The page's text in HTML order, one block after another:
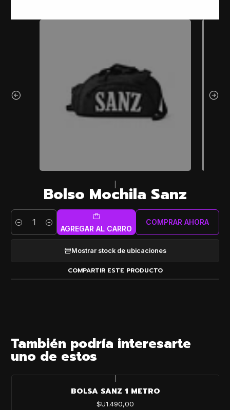
Bolso Mochila Sanz
Cantidad AGREGAR AL CARRO
COMPRAR AHORA
Mostrar stock de ubicaciones
COMPARTIR ESTE PRODUCTO
También podría interesarte
uno de estos
BOLSA SANZ 1 METRO
$U1.490,00